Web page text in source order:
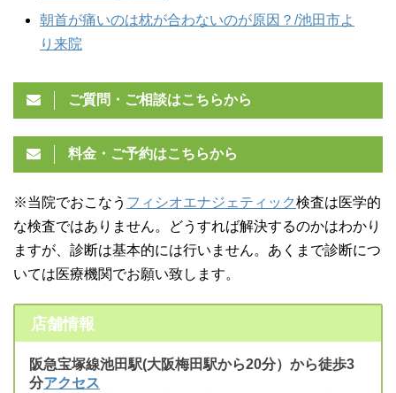
朝首が痛いのは枕が合わないのが原因？/池田市よ
り来院
ご質問・ご相談はこちらから
料金・ご予約はこちらから
※当院でおこなう フィシオエナジェティック検査は医学的
な検査ではありません。どうすれば解決するのかはわかり
ますが、診断は基本的には行いません。あくまで診断につ
いては医療機関でお願い致します。
店舗情報
阪急宝塚線池田駅(大阪梅田駅から20分）から徒歩3
分アクセス